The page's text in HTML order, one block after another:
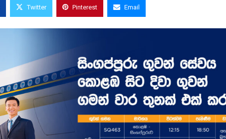
Twitter Pinterest Email